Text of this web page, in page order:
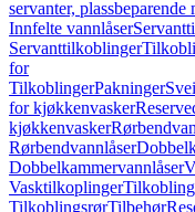
servanter, plassbeparende
Innfelte vannlåser
Servanttilkoblinger
for
TilkoblingerPakninger
for kjøkkenvasker
kjøkkenvasker
Rørbendvannlåser
Dobbelkammervannlåser
Vasktilkoplinger
TilkoblingsrørTilbehør